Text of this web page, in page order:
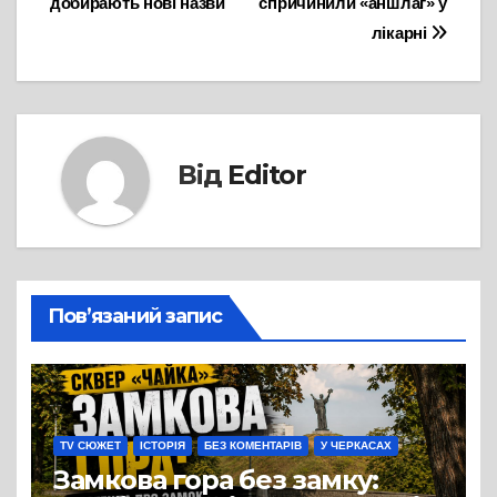
записів
лікарні
Від Editor
Пов’язаний запис
TV СЮЖЕТ ІСТОРІЯ БЕЗ КОМЕНТАРІВ У ЧЕРКАСАХ
Замкова гора без замку: